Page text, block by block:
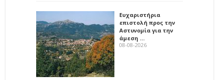
Ευχαριστήρια
επιστολή προς την
Αστυνομία για την
άμεση …
08-08-2026